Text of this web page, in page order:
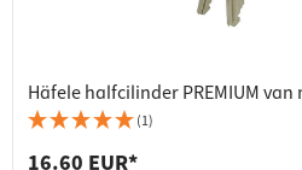
Häfele halfcilinder PREMIUM
(1)
16.60 EUR*